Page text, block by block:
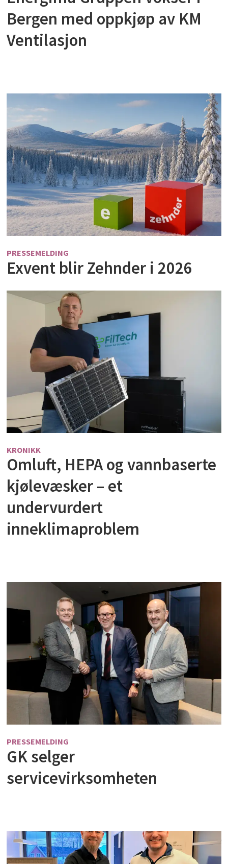
Bergen med oppkjøp av KM
Ventilasjon
PRESSEMELDING
Exvent blir Zehnder i 2026
KRONIKK
Omluft, HEPA og vannbaserte
kjølevæsker – et
undervurdert
inneklimaproblem
PRESSEMELDING
GK selger
servicevirksomheten